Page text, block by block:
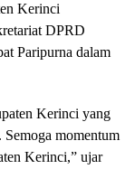
Kerinci
DPRD
Paripurna dalam
Kerinci yang
momentum
Kerinci,” ujar